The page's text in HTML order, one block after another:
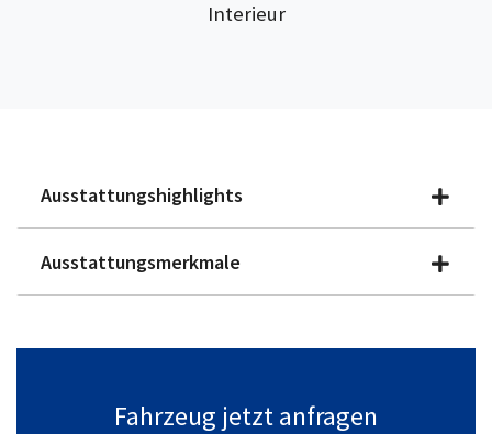
Interieur
Ausstattungshighlights
Ausstattungsmerkmale
Fahrzeug jetzt anfragen